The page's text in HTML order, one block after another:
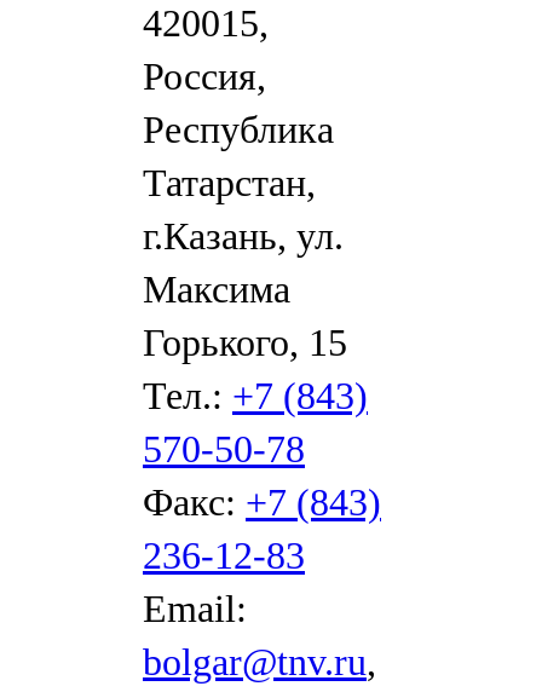
420015,
Россия,
Республика
Татарстан,
г.Казань, ул.
Максима
Горького, 15
Тел.: +7 (843)
570-50-78
Факс: +7 (843)
236-12-83
Email:
bolgar@tnv.ru,